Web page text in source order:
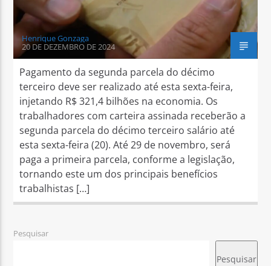
Henrique Gonzaga
20 DE DEZEMBRO DE 2024
Pagamento da segunda parcela do décimo
terceiro deve ser realizado até esta sexta-feira,
injetando R$ 321,4 bilhões na economia. Os
trabalhadores com carteira assinada receberão a
segunda parcela do décimo terceiro salário até
esta sexta-feira (20). Até 29 de novembro, será
paga a primeira parcela, conforme a legislação,
tornando este um dos principais benefícios
trabalhistas […]
Pesquisar
Pesquisar